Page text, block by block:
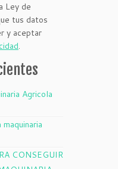
Ley de
tus datos
y aceptar
.
Agricola
CONSEGUIR